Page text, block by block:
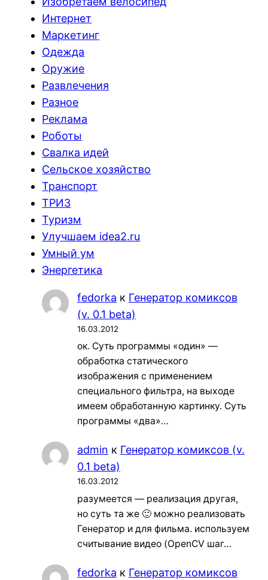
Интернет
Маркетинг
Одежда
Оружие
Развлечения
Разное
Реклама
Роботы
Свалка идей
Сельское хозяйство
Транспорт
ТРИЗ
Туризм
Улучшаем idea2.ru
Умный ум
Энергетика
fedorka к Генератор комиксов
(v. 0.1 beta)
16.03.2012
ок. Суть программы «один» —
обработка статического
изображения с применением
специального фильтра, на выходе
имеем обработанную картинку. Суть
программы «два»…
admin к Генератор комиксов (v.
0.1 beta)
16.03.2012
разумеется — реализация другая,
но суть та же 🙂 можно реализовать
Генератор и для фильма. используем
считывание видео (OpenCV шаг…
fedorka к Генератор комиксов